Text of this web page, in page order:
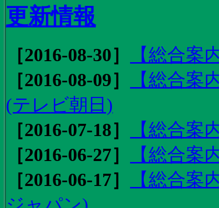
更新情報
［2016-08-30］
【総合
［2016-08-09］
【総合
(テレビ朝日)
［2016-07-18］
【総合案
［2016-06-27］
【総合案
［2016-06-17］
【総合